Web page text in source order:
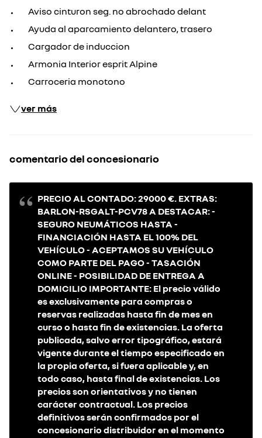
Aviso cinturon seg. no abrochado delant
Ayuda al aparcamiento delantero, trasero
Cargador de induccion
Armonia Interior esprit Alpine
Carroceria monotono
ver más
comentario del concesionario
PRECIO AL CONTADO: 29000 €. EXTRAS:
BARLON-RSGALT-PCV78 A DESTACAR: -
SEGURO NEUMÁTICOS HASTA -
FINANCIACIÓN HASTA EL 100% DEL
VEHÍCULO - ACEPTAMOS SU VEHÍCULO
COMO PARTE DEL PAGO - TASACIÓN
ONLINE - POSIBILIDAD DE ENTREGA A
DOMICILIO IMPORTANTE: El precio válido
es exclusivamente para compras o
reservas realizadas hasta fin de mes en
curso o hasta fin de existencias. La oferta
publicada, salvo error tipográfico, estará
vigente durante el tiempo especificado en
la propia oferta, si fuera aplicable y, en
todo caso, hasta final de existencias. Los
precios son orientativos y no tienen
carácter contractual. Los precios
definitivos serán confirmados por el
concesionario distribuidor en el momento